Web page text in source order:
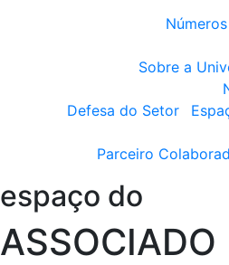
Sobre a
Defesa do Setor
Parceiro
espaço do
ASSOCIADO